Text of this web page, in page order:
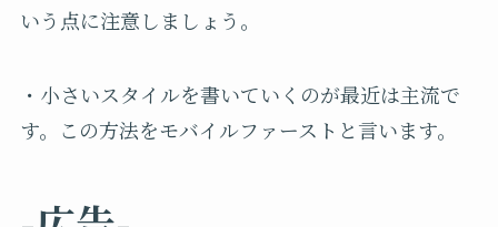
いう点に注意しましょう。
・小さいスタイルを書いていくのが最近は主流で
す。この方法をモバイルファーストと言います。